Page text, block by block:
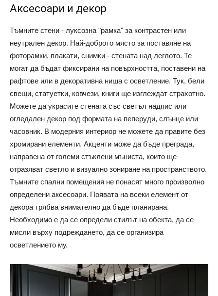
Аксесоари и декор
Тъмните стени - луксозна "рамка" за контрастен или
неутрален декор. Най-доброто място за поставяне на
фоторамки, плакати, снимки - стената над леглото. Те
могат да бъдат фиксирани на повърхността, поставени на
рафтове или в декоративна ниша с осветление. Тук, бели
свещи, статуетки, ковчези, книги ще изглеждат страхотно.
Можете да украсите стената със светъл надпис или
огледален декор под формата на пеперуди, слънце или
часовник. В модерния интериор не можете да правите без
хромирани елементи. Акценти може да бъде преграда,
направена от големи стъклени мъниста, които ще
отразяват светло и визуално зониране на пространството.
Тъмните спални помещения не понасят много произволно
определени аксесоари. Появата на всеки елемент от
декора трябва внимателно да бъде планирана.
Необходимо е да се определи стилът на обекта, да се
мисли върху подреждането, да се организира
осветлението му.